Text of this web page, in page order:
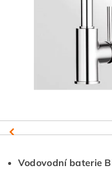
Vodovodní baterie